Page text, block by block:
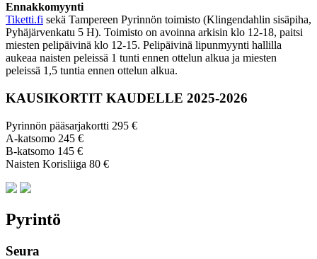
Ennakkomyynti
Tiketti.fi sekä Tampereen Pyrinnön toimisto (Klingendahlin sisäpiha,
Pyhäjärvenkatu 5 H). Toimisto on avoinna arkisin klo 12-18, paitsi
miesten pelipäivinä klo 12-15. Pelipäivinä lipunmyynti hallilla
aukeaa naisten peleissä 1 tunti ennen ottelun alkua ja miesten
peleissä 1,5 tuntia ennen ottelun alkua.
KAUSIKORTIT KAUDELLE 2025-2026
Pyrinnön pääsarjakortti 295 €
A-katsomo 245 €
B-katsomo 145 €
Naisten Korisliiga 80 €
Pyrintö
Seura